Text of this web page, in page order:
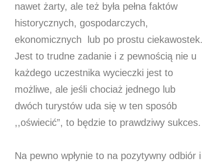
nawet żarty, ale też była pełna faktów
historycznych, gospodarczych,
ekonomicznych lub po prostu ciekawostek.
Jest to trudne zadanie i z pewnością nie u
każdego uczestnika wycieczki jest to
możliwe, ale jeśli chociaż jednego lub
dwóch turystów uda się w ten sposób
,,oświecić”, to będzie to prawdziwy sukces.
Na pewno wpłynie to na pozytywny odbiór i